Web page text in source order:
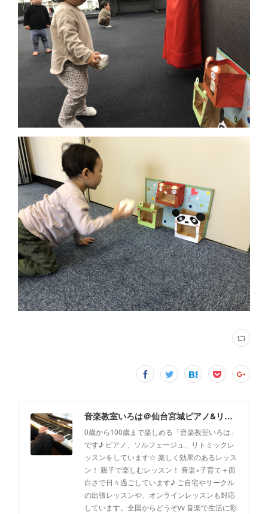
音楽教室いろは＠仙台宮城ピアノ&リトミック(出張レッスン、オンラインレッスン対応)
0歳から100歳まで楽しめる「音楽教室いろは」
です♪ ピアノ、ソルフェージュ、リトミックレ
ッスンをしています☆ 楽しく効果のあるレッス
ン！ 親子で楽しむレッスン！ 音楽×子育て＋面
白さで日々過ごしています♪ ご自宅やサークル
の出張レッスンや、オンラインレッスンも対応
しています。全国からどうぞvv 音楽で生活に彩